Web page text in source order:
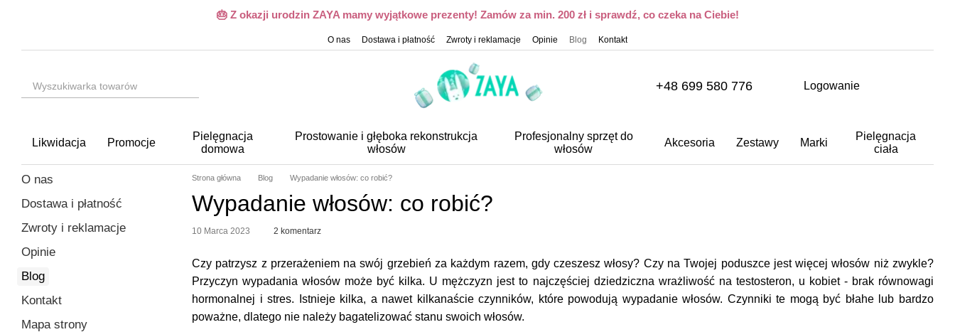
🎂 Z okazji urodzin ZAYA mamy wyjątkowe prezenty! Zamów za min. 200 zł i sprawdź, co czeka na Ciebie!
O nas Dostawa i płatność Zwroty i reklamacje Opinie Blog Kontakt
+48 699 580 776 Logowanie
Likwidacja Promocje
Pielęgnacja
domowa
Prostowanie i głęboka rekonstrukcja
włosów
Profesjonalny sprzęt do
włosów
Akcesoria Zestawy Marki
Pielęgnacja
ciała
Strona główna Blog Wypadanie włosów: co robić?
Wypadanie włosów: co robić?
10 Marca 2023 2 komentarz
Czy patrzysz z przerażeniem na swój grzebień za każdym razem, gdy czeszesz włosy? Czy na Twojej poduszce jest więcej włosów niż zwykle?
Przyczyn wypadania włosów może być kilka. U mężczyzn jest to najczęściej dziedziczna wrażliwość na testosteron, u kobiet - brak równowagi
hormonalnej i stres. Istnieje kilka, a nawet kilkanaście czynników, które powodują wypadanie włosów. Czynniki te mogą być błahe lub bardzo
poważne, dlatego nie należy bagatelizować stanu swoich włosów.
O nas
Dostawa i płatność
Zwroty i reklamacje
Opinie
Blog
Kontakt
Mapa strony